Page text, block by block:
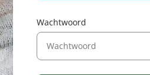
Wachtwoord